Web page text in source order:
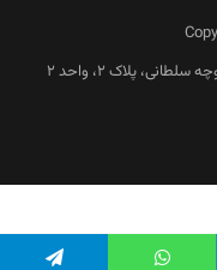
پلاک 2، واحد 2